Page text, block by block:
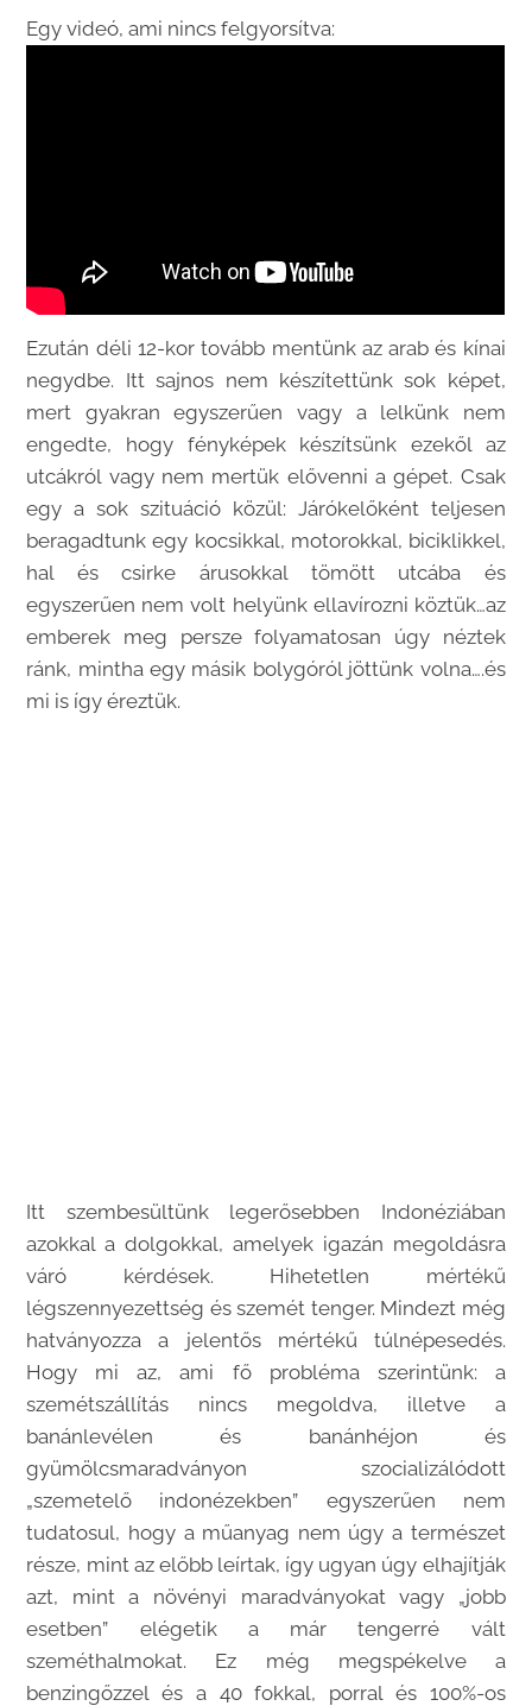
Egy videó, ami nincs felgyorsítva:
Ezután déli 12-kor tovább mentünk az arab és kínai
negydbe. Itt sajnos nem készítettünk sok képet,
mert gyakran egyszerűen vagy a lelkünk nem
engedte, hogy fényképek készítsünk ezekől az
utcákról vagy nem mertük elővenni a gépet. Csak
egy a sok szituáció közül: Járókelőként teljesen
beragadtunk egy kocsikkal, motorokkal, biciklikkel,
hal és csirke árusokkal tömött utcába és
egyszerűen nem volt helyünk ellavírozni köztük…az
emberek meg persze folyamatosan úgy néztek
ránk, mintha egy másik bolygóról jöttünk volna….és
mi is így éreztük.
Itt szembesültünk legerősebben Indonéziában
azokkal a dolgokkal, amelyek igazán megoldásra
váró kérdések. Hihetetlen mértékű
légszennyezettség és szemét tenger. Mindezt még
hatványozza a jelentős mértékű túlnépesedés.
Hogy mi az, ami fő probléma szerintünk: a
szemétszállítás nincs megoldva, illetve a
banánlevélen és banánhéjon és
gyümölcsmaradványon szocializálódott
„szemetelő indonézekben” egyszerűen nem
tudatosul, hogy a műanyag nem úgy a természet
része, mint az előbb leírtak, így ugyan úgy elhajítják
azt, mint a növényi maradványokat vagy „jobb
esetben” elégetik a már tengerré vált
szeméthalmokat. Ez még megspékelve a
benzingőzzel és a 40 fokkal, porral és 100%-os